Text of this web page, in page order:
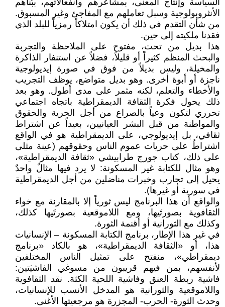
السياسة وإنتاج المعنى، بمشاعرهم وانفعالاتهم، ببُناهم
الأنثروبولوجية وسبل تعاملهم مع المفاجئ وغير المسبوق.
من شأن التقدم في ذلك أن يكون امتلاكاً رمزياً للبلد الذي
فقدنا ملكيته إلى حين.
هذا بديل من تحت، مفتوح على الملاحظة والتجربة
والبحث المنظم كثيراً أو قليلاً، فضلاً عن استنفار الذاكرة
والمخيلة، وليس بديلاً من فوق في صورة إيديولوجية
ناجزة أو أبوة أخرى. وهو بديل متواضع، يوظف التجريب
والأخطاء والتعلم، لكنه مثمر على مدى أطول. وهو بعد
ذلك يحول فكرة الثقافة الديمقراطية باتجاه اجتماعي
تحرري لتكون وعياً بالصراع من أجل الحرية والحقوق
والمواطنة من قبل البشر العيانيين، بعيداً عن اشتراط
ثقافي، بل إيديولوجي، على الديمقراطية هو في الواقع
اشتراطٌ على حريات عموم الناس وحقوقهم (عينة مثلى
على ذلك، كتاب جورج طرابيشي «ثقافة الديمقراطية»،
وهو مثال للكتابة غير المسكونة: لا يرد فيها مثالٌ واحدٌ
يحيل إلى تجارب وخبرات مناضلين من أجل الديمقراطية
في سورية أو غيرها).
والواقع أن هذا البرنامج ليس ثورياً إلا بالمقارنة مع خواء
الثقافوية بصورتَيها، ومع اللاموقعية بصورتَيها كذلك،
وكذلك مع الثورانية أو أقنمة الثورة.
في غير هذا الإطار، برنامج الكتابة المسكونة – الإنسانيات
هذا، أو «الثقافة الديمقراطية»، هو بالكاد «برنامج
ديمقراطي»، منفتح على تمثيل الناس المختلفين
لأنفسهم، بمن فيهم قريبون من مسوغي الفاشيَتين:
فاشية ربطة العنق وفاشية اللحية الكثة. نقد الثقافوية
واللاموقعية والثورانية هو المدخل الأنسب للإنسانيات،
وحدث الثورة- الحرب- المجزرة هو مرجعيتها الأغنى.